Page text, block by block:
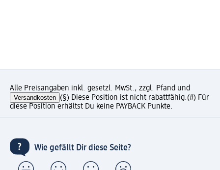
Alle Preisangaben inkl. gesetzl. MwSt., zzgl. Pfand und
Versandkosten (§) Diese Position ist nicht rabattfähig.(#) Für
diese Position erhältst Du keine PAYBACK Punkte.
Wie gefällt Dir diese Seite?